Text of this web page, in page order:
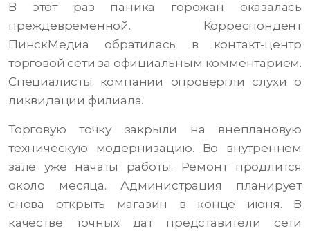
В этот раз паника горожан оказалась
преждевременной. Корреспондент
ПинскМедиа обратилась в контакт-центр
торговой сети за официальным комментарием.
Специалисты компании опровергли слухи о
ликвидации филиала.
Торговую точку закрыли на внеплановую
техническую модернизацию. Во внутреннем
зале уже начаты работы. Ремонт продлится
около месяца. Администрация планирует
снова открыть магазин в конце июня. В
качестве точных дат представители сети